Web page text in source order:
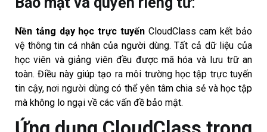
Nền tảng dạy học trực tuyếnCloudClass cam kết bảo
vệ thông tin cá nhân của người dùng. Tất cả dữ liệu của
học viên và giảng viên đều được mã hóa và lưu trữ an
toàn. Điều này giúp tạo ra môi trường học tập trực tuyến
tin cậy, nơi người dùng có thể yên tâm chia sẻ và học tập
mà không lo ngại về các vấn đề bảo mật.